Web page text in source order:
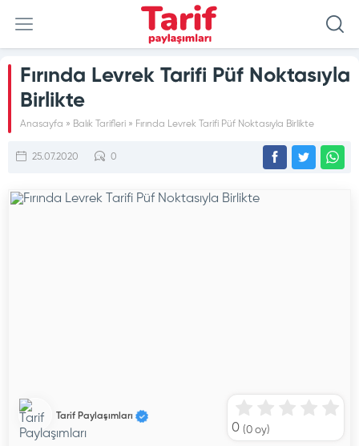
Fırında Levrek Tarifi Püf Noktasıyla
Birlikte
Anasayfa » Balık Tarifleri » Fırında Levrek Tarifi Püf Noktasıyla Birlikte
25.07.2020 0
Tarif Paylaşımları
0 (0 oy)